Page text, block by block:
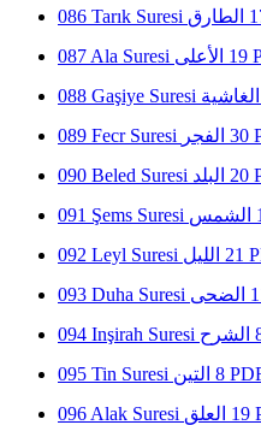
086 Tarık Suresi الطارق
087 Ala Suresi الأعلى 19
088 Gaşiye Suresi الغاشية
089 Fecr Suresi الفجر 30
090 Beled Suresi البلد 20
091 Şems Suresi الشمس
092 Leyl Suresi الليل 21
093 Duha Suresi الضحى
094 Inşirah Suresi الشرح
095 Tin Suresi التين 8
096 Alak Suresi العلق 19